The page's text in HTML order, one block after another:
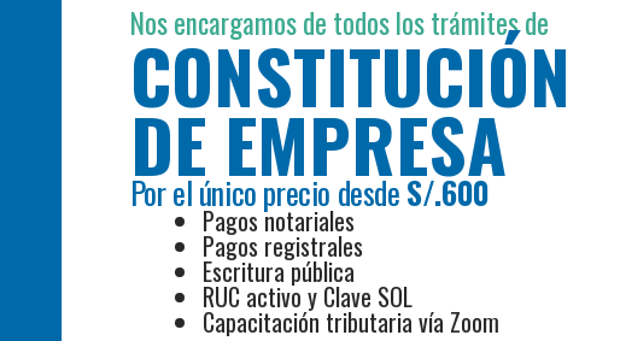
Nos encargamos de todos los trámites de
CONSTITUCIÓN
DE EMPRESA
Por el único precio desdeS/.600
Pagos notariales
Pagos registrales
Escritura pública
RUC activo y Clave SOL
Capacitación tributaria vía Zoom